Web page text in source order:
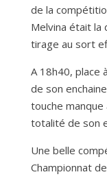
de la
Melvina était la
tirage au sort
A 18h40, place
de son
touche
totalité de son
Une belle
Championnat